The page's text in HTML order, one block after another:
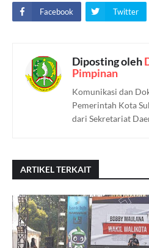
Facebook Twitter
Diposting oleh
Pimpinan
Komunikasi dan
Pemerintah Kota
dari Sekretariat
ARTIKEL TERKAIT